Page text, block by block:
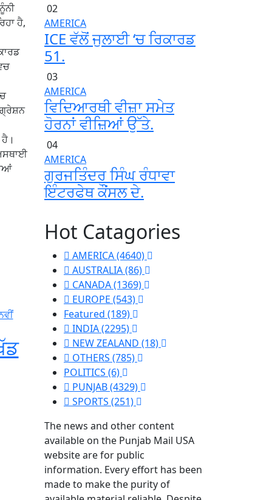
ਹੈ,
02
AMERICA
ICE ਵੱਲੋਂ ਜੁਲਾਈ ‘ਚ ਰਿਕਾਰਡ
51.
03
AMERICA
ਵਿਦਿਆਰਥੀ ਵੀਜ਼ਾ ਸਮੇਤ
ਹੋਰਨਾਂ ਵੀਜ਼ਿਆਂ ਉੱਤੇ.
04
AMERICA
ਗੁਰਜਤਿੰਦਰ ਸਿੰਘ ਰੰਧਾਵਾ
ਇੰਟਰਫੇਥ ਕੌਂਸਲ ਦੇ.
Hot Catagories
AMERICA(4640)
AUSTRALIA(86)
CANADA(1369)
EUROPE (543)
Featured (189)
INDIA(2295)
NEW ZEALAND (18)
OTHERS (785)
POLITICS (6)
PUNJAB(4329)
SPORTS (251)
The news and other content
available on the Punjab Mail USA
website are for public
information. Every effort has been
made to make the purity of